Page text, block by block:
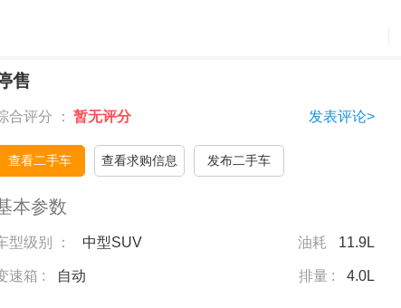
售
合评分 ： 暂无评分 发表评论>
查看二手车 查看求购信息 发布二手车
本参数
型级别 ： 中型SUV 油耗 11.9L
速箱 : 自动 排量 : 4.0L